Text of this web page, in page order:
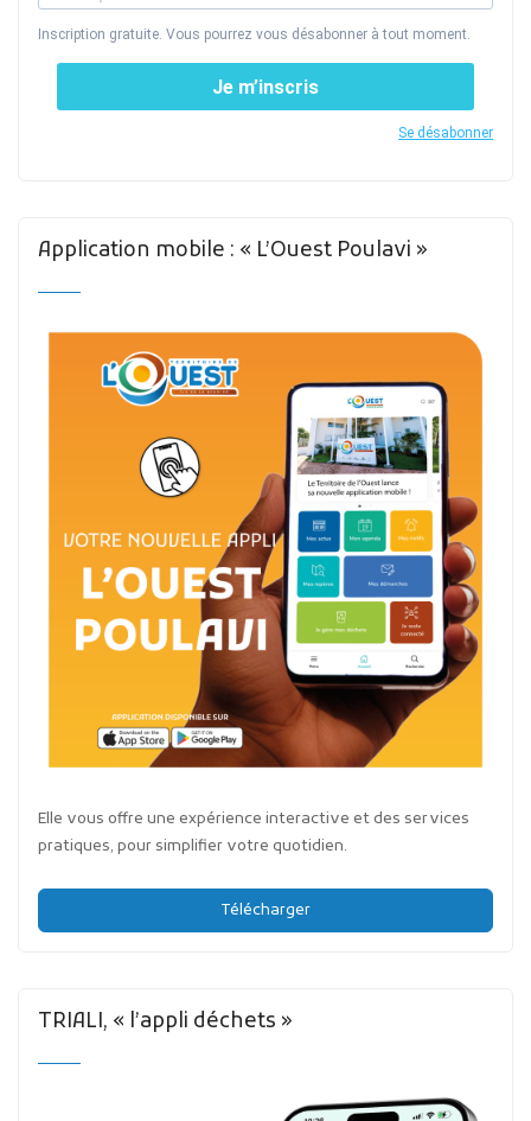
Inscription gratuite. Vous pourrez vous désabonner à tout moment.
Je m’inscris
Se désabonner
Application mobile : « L’Ouest Poulavi »
Elle vous offre une expérience interactive et des services
pratiques, pour simplifier votre quotidien.
Télécharger
TRIALI, « l’appli déchets »